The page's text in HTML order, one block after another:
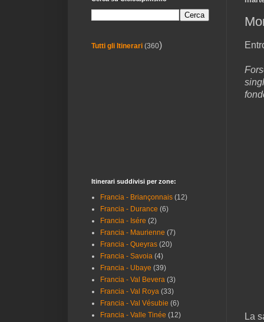
La
Tutti gli Itinerari (360)
Itinerari suddivisi per zone:
Francia - Briançonnais (12)
Francia - Durance (6)
Francia - Isére (2)
Francia - Maurienne (7)
Francia - Queyras (20)
Francia - Savoia (4)
Francia - Ubaye (39)
Francia - Val Bevera (3)
Francia - Val Roya (33)
Francia - Val Vésubie (6)
Francia - Valle Tinée (12)